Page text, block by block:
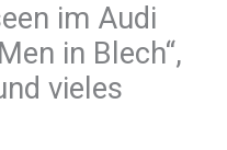
im Audi
in Blech“,
vieles